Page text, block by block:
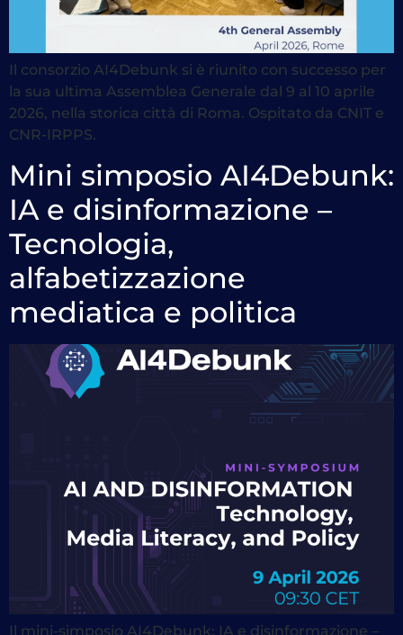
Il consorzio AI4Debunk si è riunito con successo per
la sua ultima Assemblea Generale dal 9 al 10 aprile
2026, nella storica città di Roma. Ospitato da CNIT e
CNR-IRPPS.
Mini simposio AI4Debunk:
IA e disinformazione –
Tecnologia,
alfabetizzazione
mediatica e politica
Il mini-simposio AI4Debunk: IA e disinformazione –